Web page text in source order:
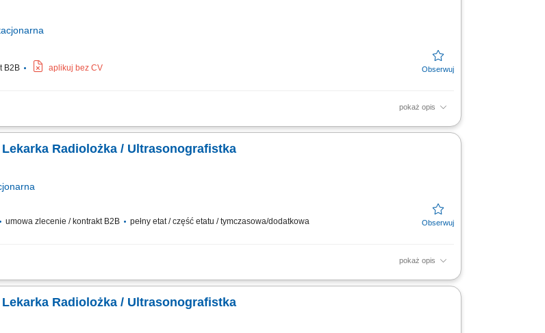
B2B aplikuj bez CV
pokaż opis
pacjentów. Wykonywanie badań ultrasonograficznych w zakresie posiadanych kompetencji.
Radiolożka / Ultrasonografistka
umowa zlecenie / kontrakt B2B pełny etat / część etatu / tymczasowa/dodatkowa
pokaż opis
prowadzenie elektronicznej dokumentacji medycznej; Dołącz do naszej ekipy medycznej i stań się
Radiolożka / Ultrasonografistka